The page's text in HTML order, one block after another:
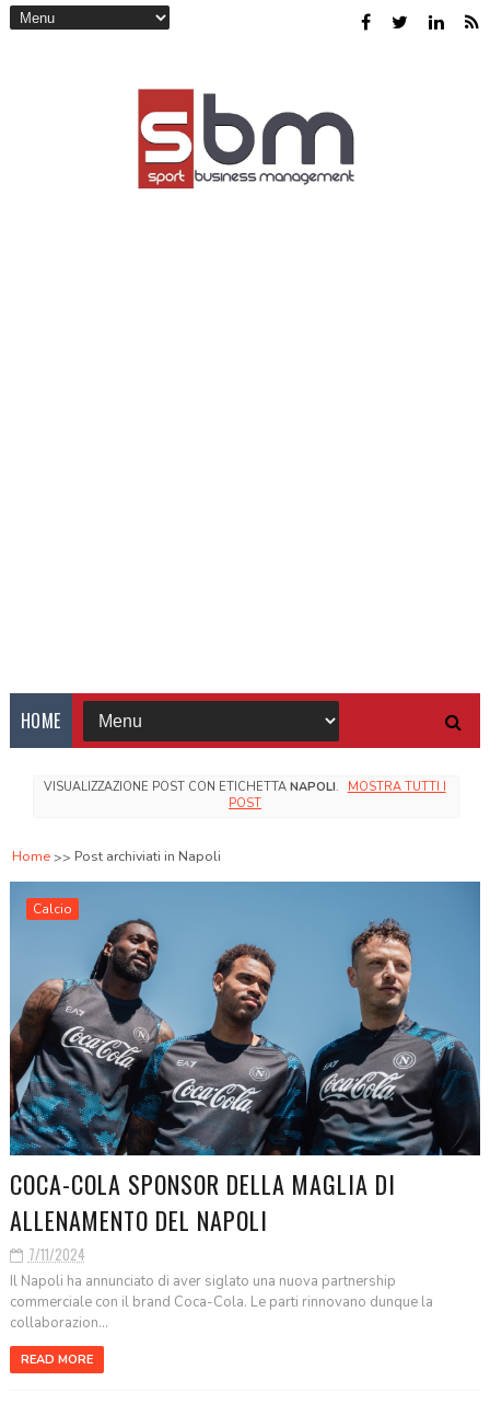
HOME
VISUALIZZAZIONE POST CON ETICHETTANAPOLI.
MOSTRA TUTTI I
POST
Home Post archiviati in Napoli
Calcio
COCA-COLA SPONSOR DELLA MAGLIA DI
ALLENAMENTO DEL NAPOLI
7/11/2024
Il Napoli ha annunciato di aver siglato una nuova partnership
commerciale con il brand Coca-Cola. Le parti rinnovano dunque la
collaborazion...
READ MORE